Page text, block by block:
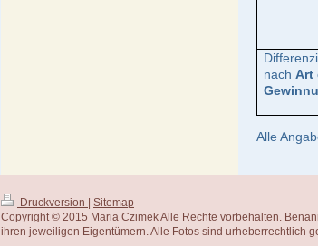
nachArt
Alle
Druckversion
Sitemap
Copyright © 2015 Maria Czimek Alle Rechte vorbehalten.
ihren jeweiligen Eigentümern. Alle Fotos sind urheberrechtlich